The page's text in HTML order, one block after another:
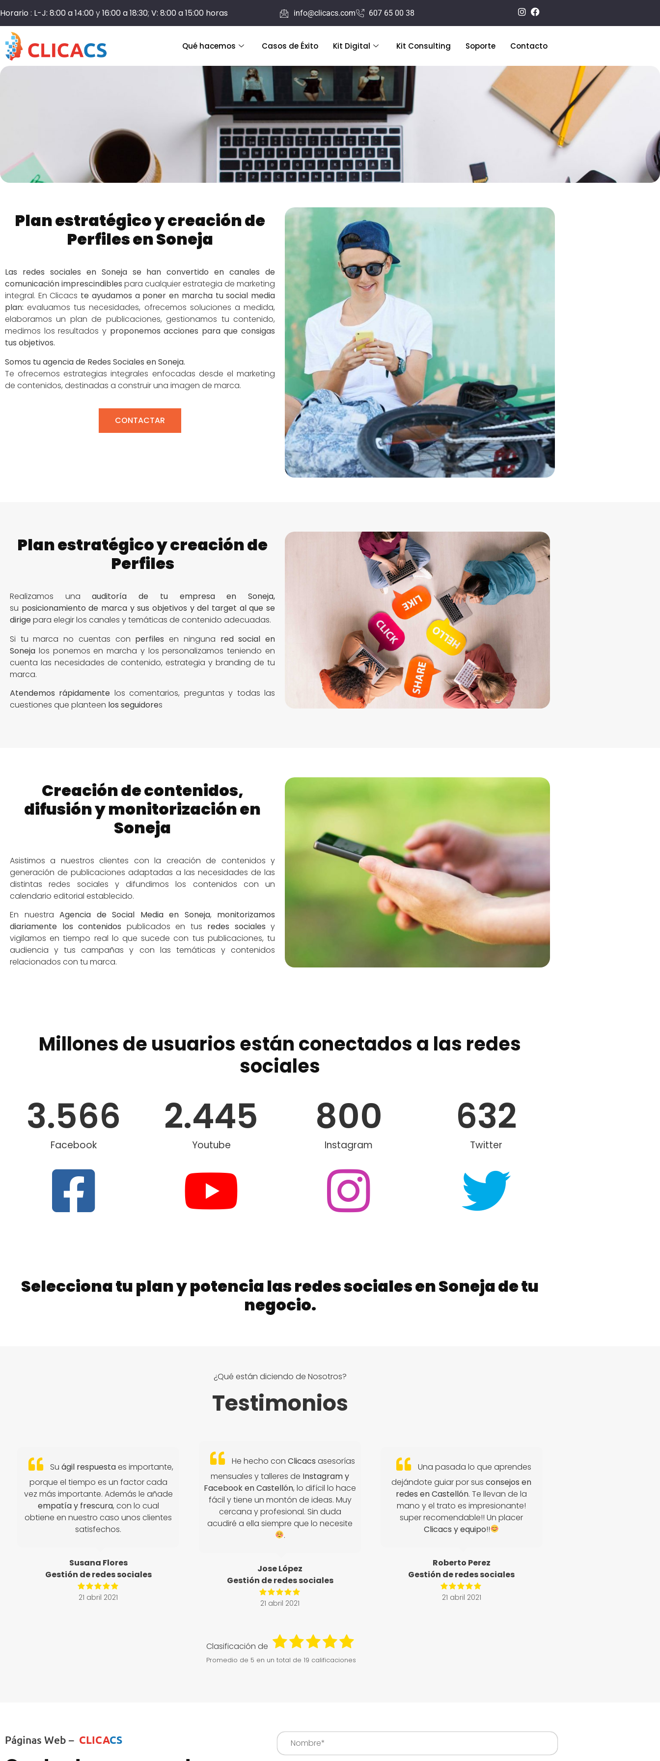
Horario : L-J: 8:00 a 14:00y16:00 a 18:30; V: 8:00 a 15:00 horas info@clicacs.com 607 65 00 38
Qué hacemos Casos de Éxito Kit Digital Kit Consulting Soporte Contacto
Plan estratégico y creación de
Perfiles en Soneja
Las redes sociales en Soneja se han convertido en canales de
comunicación imprescindibles para cualquier estrategia de marketing
integral. En Clicacs te ayudamos a poner en marcha tu social media
plan: evaluamos tus necesidades, ofrecemos soluciones a medida,
elaboramos un plan de publicaciones, gestionamos tu contenido,
medimos los resultados yproponemos acciones para que consigas
tus objetivos.
Somos tu agencia de Redes Sociales en Soneja.
Te ofrecemos estrategias integrales enfocadas desde el marketing
de contenidos, destinadas a construir una imagen de marca.
CONTACTAR
Plan estratégico y creación de
Perfiles
Realizamos unaauditoría de tu empresa en Soneja,
su posicionamiento de marca y sus objetivos y del target al que se
dirigepara elegir los canales y temáticas de contenido adecuadas.
Si tu marca no cuentas con perfiles en ninguna red social en
Soneja los ponemos en marcha y los personalizamos teniendo en
cuenta las necesidades de contenido, estrategia y branding de tu
marca.
Atendemos rápidamente los comentarios, preguntas y todas las
cuestiones que planteen los seguidores
Creación de contenidos,
difusión y monitorización en
Soneja
Asistimos a nuestros clientes con la creación de contenidos y
generación de publicaciones adaptadas a las necesidades de las
distintas redes sociales y difundimos los contenidos con un
calendario editorial establecido.
En nuestra Agencia de Social Media en Soneja, monitorizamos
diariamente los contenidos publicados en tus redes sociales y
vigilamos en tiempo real lo que sucede con tus publicaciones, tu
audiencia y tus campañas y con las temáticas y contenidos
relacionados con tu marca.
Millones de usuarios están conectados a las redes
sociales
Facebook
3.566
Youtube
2.445
Instagram
800
Twitter
632
Selecciona tu plan y potencia las redes sociales en Soneja de tu
negocio.
¿Qué están diciendo de Nosotros?
Testimonios
Su ágil respuestaes importante,
porque el tiempo es un factor cada
vez más importante. Además le añade
empatía y frescura, con lo cual
obtiene en nuestro caso unos clientes
satisfechos.
Susana Flores
Gestión de redes sociales
21 abril 2021
He hecho con Clicacs asesorías
mensuales y talleres de Instagram y
Facebook en Castellón, lo difícil lo hace
fácil y tiene un montón de ideas. Muy
cercana y profesional. Sin duda
acudiré a ella siempre que lo necesite
.
Jose López
Gestión de redes sociales
21 abril 2021
Una pasada lo que aprendes
dejándote guiar por susconsejos en
redes en Castellón. Te llevan de la
mano y el trato es impresionante!
super recomendable!! Un placer
Clicacs y equipo!!
Roberto Perez
Gestión de redes sociales
21 abril 2021
Clasificación de
Promedio de 5 en un total de 19 calificaciones
Páginas Web – CLICACS